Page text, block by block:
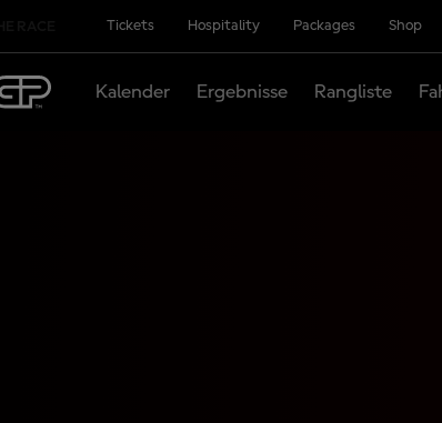
Tickets Hospitality Packages Shop
Kalender Ergebnisse Rangliste